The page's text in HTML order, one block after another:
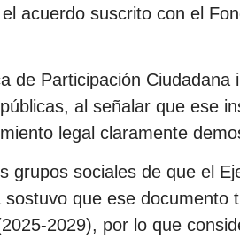
acuerdo suscrito con el
de Participación Ciudadana
al señalar que ese
legal claramente
grupos sociales de que el
que ese documento
2029), por lo que